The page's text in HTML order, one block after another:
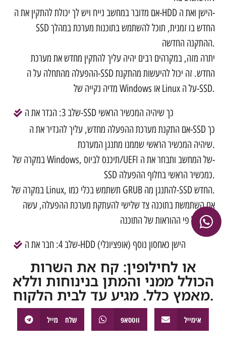
אם מדובר במחשב נייח ויש לך יכולת להתקין את ה-HDD הישן ואת ה-
SSD החדש בו זמנית, תוכל להשתמש בתוכנות מערכת במהלך
ההתקנה החדשה.
יתרה מזה, במקרהים רבים יהיה עליך להתקין מחדש את מערכת
ההפעלה מהתחלה על ה-SSD החדש. זה יכול להיעשות מהתקנת
מדיה נקייה של Windows או Linux על ה-SSD.
שלב 3: הגדר את ה-SSD כך שיהיה המכשיר הראשי
אם התקנת מערכת ההפעלה מחדש, עליך להגדיר את ה-SSD כך
שיהיה המכשיר הראשי שממנו מתנגן המערכת.
במקרה של Windows, תיכנס לביוס/UEFI של המחשב ותבחר את ה-
SSD כמכשיר הראשי בחלוף ההפעלה.
במקרה של Linux, תשתמש בכלי כמו GRUB להתנגן מה-SSD החדש.
אם השתמשת בתוכנה צד שלישי להעתקת מערכת ההפעלה, עשה
זאת על פי ההוראות של התוכנה.
שלב 4: חבר את ה-HDD הישן כאחסון נוסף (אופציונלי)
או לחילופין: קח את השרות
הכולל ממני והמתן בנינוחות וללא
מאמץ כלל. מגיע עד לבית הלקוח.
שלח מייל ווטסאפ אימייל